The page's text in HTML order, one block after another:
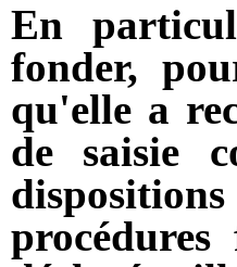
En
fonder,
qu'elle a
de saisie